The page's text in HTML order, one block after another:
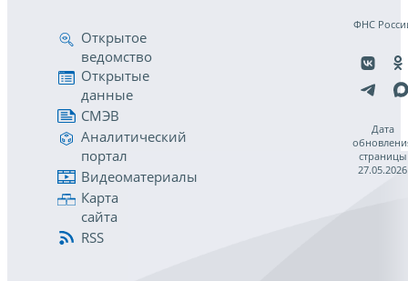
Открытое
ведомство
Открытые
данные
СМЭВ
Аналитический
портал
Видеоматериалы
Карта
сайта
RSS
ФНС
Дата
страницы
27.05.2026